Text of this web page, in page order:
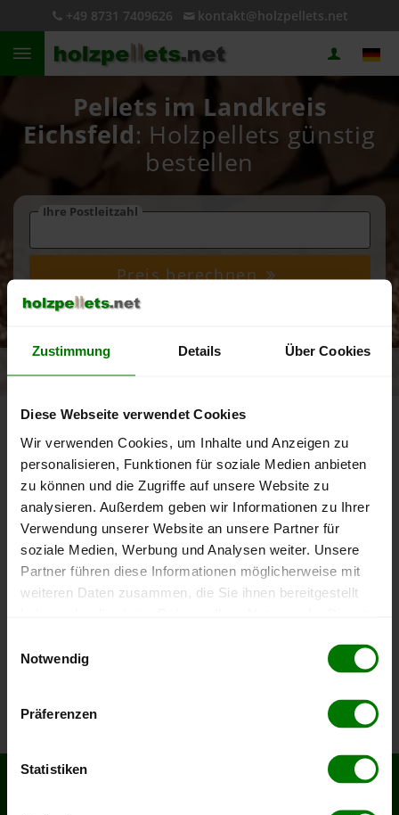
Zustimmung Details Über Cookies
Diese Webseite verwendet Cookies
Wir verwenden Cookies, um Inhalte und Anzeigen zu
personalisieren, Funktionen für soziale Medien anbieten
zu können und die Zugriffe auf unsere Website zu
analysieren. Außerdem geben wir Informationen zu Ihrer
Verwendung unserer Website an unsere Partner für
soziale Medien, Werbung und Analysen weiter. Unsere
Partner führen diese Informationen möglicherweise mit
weiteren Daten zusammen, die Sie ihnen bereitgestellt
Notwendig
Präferenzen
Statistiken
+49 8731 7409626 kontakt@holzpellets.net
Pellets im Landkreis
Eichsfeld: Holzpellets günstig
bestellen
Ihre Postleitzahl
Preis berechnen
5.090 Bewertungen
BundeslandThüringen Landkreis Eichsfeld
Um einausführliches Preisangebot und nähere Pellets-
Informationenzu erhalten, wählen Sie bitteIhren Ortaus
dem LandkreisEichsfeldaus.
Bernterode
Fretterode
Großbartloff